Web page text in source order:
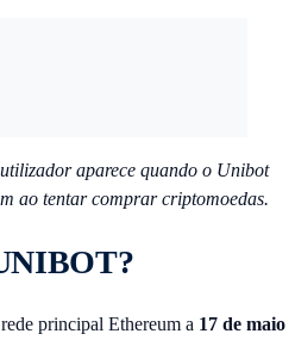
aparece quando o Unibot
ao tentar comprar criptomoedas.
principal Ethereum a 17 de maio